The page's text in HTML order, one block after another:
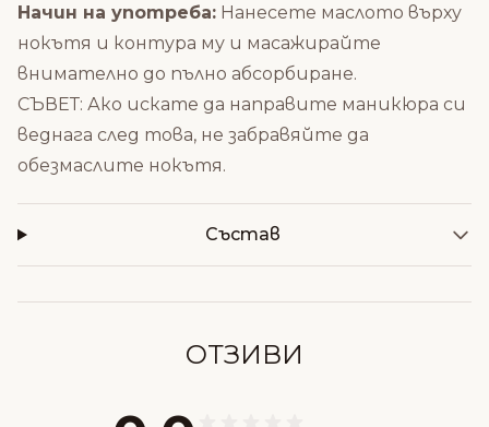
Начин на употреба: Нанесете маслото върху
нокътя и контура му и масажирайте
внимателно до пълно абсорбиране.
СЪВЕТ: Ако искате да направите маникюра си
веднага след това, не забравяйте да
обезмаслите нокътя.
Състав
ОТЗИВИ